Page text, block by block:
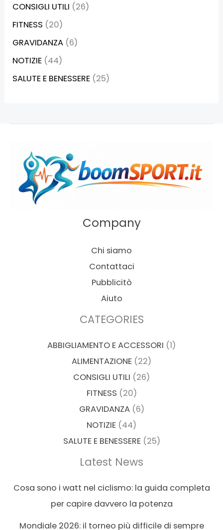
CONSIGLI UTILI (26)
FITNESS (20)
GRAVIDANZA (6)
NOTIZIE (44)
SALUTE E BENESSERE (25)
Company
Chi siamo
Contattaci
Pubblicitò
Aiuto
CATEGORIES
ABBIGLIAMENTO E ACCESSORI (1)
ALIMENTAZIONE (22)
CONSIGLI UTILI (26)
FITNESS (20)
GRAVIDANZA(6)
NOTIZIE (44)
SALUTE E BENESSERE(25)
Latest News
Cosa sono i watt nel ciclismo: la guida completa
per capire davvero la potenza
Mondiale 2026: il torneo più difficile di sempre